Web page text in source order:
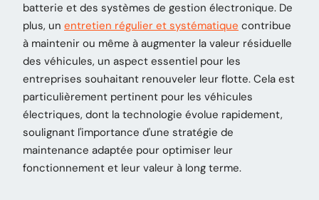
batterie et des systèmes de gestion électronique. De
plus, un entretien régulier et systématique contribue
à maintenir ou même à augmenter la valeur résiduelle
des véhicules, un aspect essentiel pour les
entreprises souhaitant renouveler leur flotte. Cela est
particulièrement pertinent pour les véhicules
électriques, dont la technologie évolue rapidement,
soulignant l'importance d'une stratégie de
maintenance adaptée pour optimiser leur
fonctionnement et leur valeur à long terme.